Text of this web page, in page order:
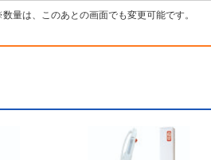
数量は、このあとの画面でも変更可能です。